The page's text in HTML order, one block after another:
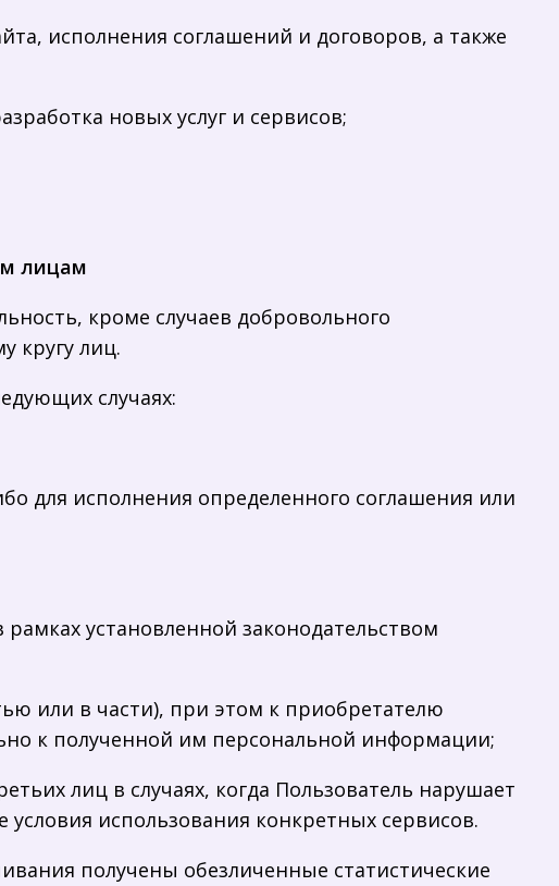
исполнения соглашений и договоров, а также
новых услуг и сервисов;
лицам
кроме случаев добровольного
кругу лиц.
случаях:
для исполнения определенного соглашения или
установленной законодательством
или в части), при этом к приобретателю
к полученной им персональной информации;
лиц в случаях, когда Пользователь нарушает
использования конкретных сервисов.
получены обезличенные статистические